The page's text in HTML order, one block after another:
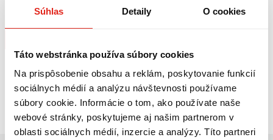
Súhlas Detaily O cookies
Táto webstránka používa súbory cookies
Na prispôsobenie obsahu a reklám, poskytovanie funkcií
sociálnych médií a analýzu návštevnosti používame
súbory cookie. Informácie o tom, ako používate naše
webové stránky, poskytujeme aj našim partnerom v
oblasti sociálnych médií, inzercie a analýzy. Títo partneri
SW MOTECH KRYTY RÚK KOBRA
Pozreli ste1z1produktov